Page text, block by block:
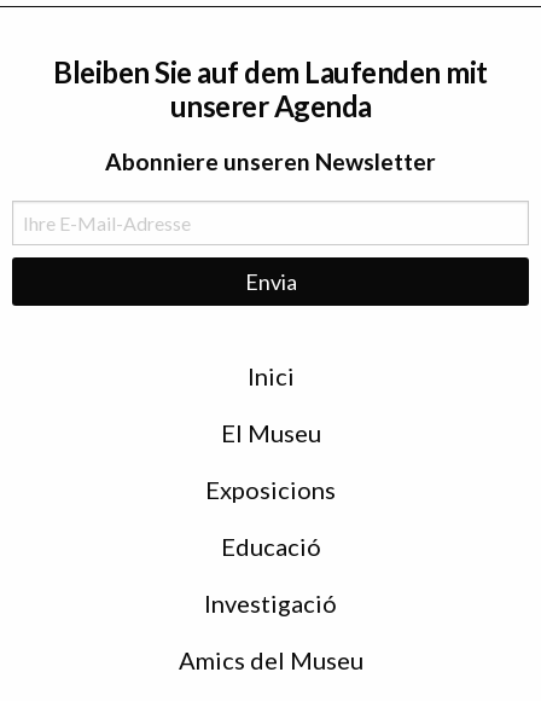
Bleiben Sie auf dem Laufenden mit
unserer Agenda
Abonniere unseren Newsletter
Inici
El Museu
Exposicions
Educació
Investigació
Amics del Museu